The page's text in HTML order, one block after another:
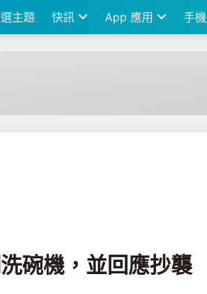
主題 快訊 App 應用 手機
碗機，並回應抄襲